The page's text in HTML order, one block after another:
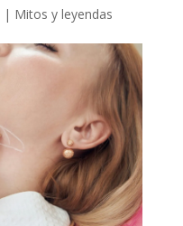
| Mitos y leyendas